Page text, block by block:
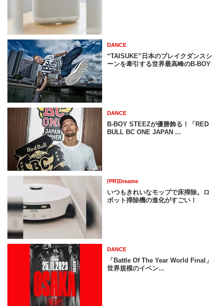
DANCE
“TAISUKE”日本のブレイクダンスシ
ーンを牽引する世界最高峰のB-BOY
DANCE
B-BOY STEEZが優勝飾る！「RED
BULL BC ONE JAPAN ...
[PR]Dreame
いつもきれいなモップで床掃除。ロ
ボット掃除機の進化がすごい！
DANCE
「Battle Of The Year World Final」
世界規模のイベン...